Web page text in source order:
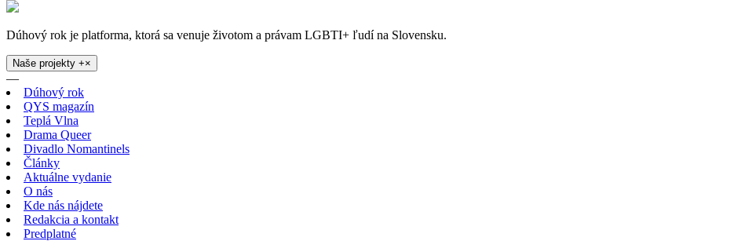
Dúhový rok je platforma, ktorá sa venuje životom a právam LGBTI+ ľudí na Slovensku.
Naše projekty +×
—
Dúhový rok
QYS magazín
Teplá Vlna
Drama Queer
Divadlo Nomantinels
Články
Aktuálne vydanie
O nás
Kde nás nájdete
Redakcia a kontakt
Predplatné